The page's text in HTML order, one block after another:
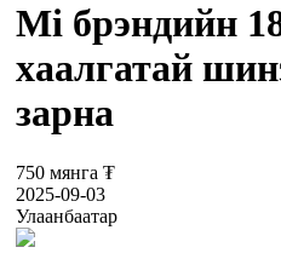
Mi брэндийн
хаалгатай
зарна
750 мянга ₮
2025-09-03
Улаанбаатар